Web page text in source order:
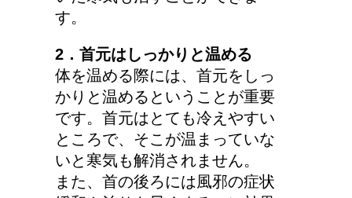
す。
2．首元はしっかりと温める
体を温める際には、首元をしっ
かりと温めるということが重要
です。首元はとても冷えやすい
ところで、そこが温まっていな
いと寒気も解消されません。
また、首の後ろには風邪の症状